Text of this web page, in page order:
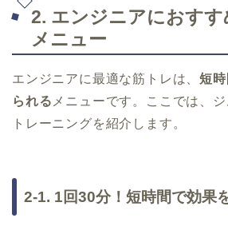
2. エンジニアにおすす
メニュー
エンジニアに最適な筋トレは、短時
られる メニューです。ここでは、
トレーニングを紹介します。
2-1. 1回30分！短時間で効果